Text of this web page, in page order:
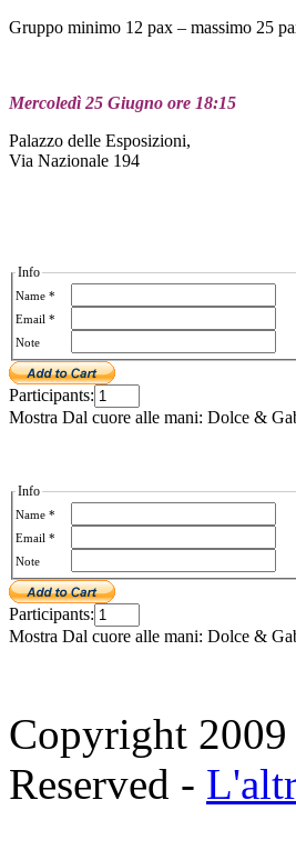
Gruppo minimo 12 pax – massimo 25
Mercoledì 25 Giugno ore 18:15
Palazzo delle Esposizioni,
Via Nazionale 194
Info
Name *
Email *
Note
Participants:
Mostra Dal cuore alle mani: Dolce &
Info
Name *
Email *
Note
Participants:
Mostra Dal cuore alle mani: Dolce &
Copyright
Reserved -